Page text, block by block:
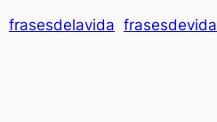
frasesdelavida frasesdevida